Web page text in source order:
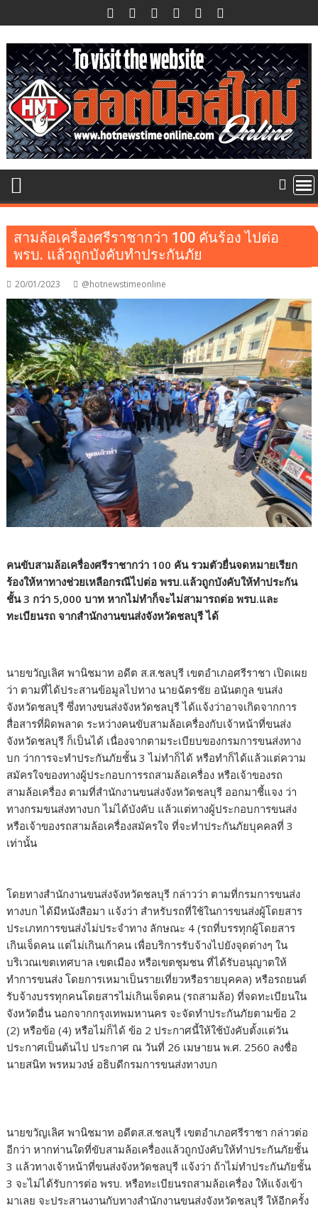
to
content
สามล้อเครื่องศรีราชากว่า 100 คันร้อง ไปต่อ
พรบ. แล้วถูกบังคับทำประกันภัย
20/01/2023 @hotnewstimeonline
คนขับสามล้อเครื่องศรีราชากว่า 100 คัน รวมตัวยื่นจดหมายเรียก
ร้องให้หาทางช่วยเหลือกรณีไปต่อ พรบ.แล้วถูกบังคับให้ทำประกัน
ชั้น 3 กว่า 5,000 บาท หากไม่ทำก็จะไม่สามารถต่อ พรบ.และ
ทะเบียนรถ จากสำนักงานขนส่งจังหวัดชลบุรี ได้
นายขวัญเลิศ พานิชมาท อดีต ส.ส.ชลบุรี เขตอำเภอศรีราชา เปิดเผย
ว่า ตามที่ได้ประสานข้อมูลไปทาง นายฉัตรชัย อนันตกูล ขนส่ง
จังหวัดชลบุรี ซึ่งทางขนส่งจังหวัดชลบุรี ได้แจ้งว่าอาจเกิดจากการ
สื่อสารที่ผิดพลาด ระหว่างคนขับสามล้อเครื่องกับเจ้าหน้าที่ขนส่ง
จังหวัดชลบุรี ก็เป็นได้ เนื่องจากตามระเบียบของกรมการขนส่งทาง
บก ว่าการจะทำประกันภัยชั้น 3 ไม่ทำก็ได้ หรือทำก็ได้แล้วแต่ความ
สมัครใจของทางผู้ประกอบการรถสามล้อเครื่อง หรือเจ้าของรถ
สามล้อเครื่อง ตามที่สำนักงานขนส่งจังหวัดชลบุรี ออกมาชี้แจง ว่า
ทางกรมขนส่งทางบก ไม่ได้บังคับ แล้วแต่ทางผู้ประกอบการขนส่ง
หรือเจ้าของรถสามล้อเครื่องสมัครใจ ที่จะทำประกันภัยบุคคลที่ 3
เท่านั้น
โดยทางสำนักงานขนส่งจังหวัดชลบุรี กล่าวว่า ตามที่กรมการขนส่ง
ทางบก ได้มีหนังสือมา แจ้งว่า สำหรับรถที่ใช้ในการขนส่งผู้โดยสาร
ประเภทการขนส่งไม่ประจำทาง ลักษณะ 4 (รถที่บรรทุกผู้โดยสาร
เกินเจ็ดคน แต่ไม่เกินเก้าคน เพื่อบริการรับจ้างไปยังจุดต่างๆ ใน
บริเวณเขตเทศบาล เขตเมือง หรือเขตชุมชน ที่ได้รับอนุญาตให้
ทำการขนส่ง โดยการเหมาเป็นรายเที่ยวหรือรายบุคคล) หรือรถยนต์
รับจ้างบรรทุกคนโดยสารไม่เกินเจ็ดคน (รถสามล้อ) ที่จดทะเบียนใน
จังหวัดอื่น นอกจากกรุงเทพมหานคร จะจัดทำประกันภัยตามข้อ 2
(2) หรือข้อ (4) หรือไม่ก็ได้ ข้อ 2 ประกาศนี้ให้ใช้บังคับตั้งแต่วัน
ประกาศเป็นต้นไป ประกาศ ณ วันที่ 26 เมษายน พ.ศ. 2560 ลงชื่อ
นายสนิท พรหมวงษ์ อธิบดีกรมการขนส่งทางบก
นายขวัญเลิศ พานิชมาท อดีตส.ส.ชลบุรี เขตอำเภอศรีราชา กล่าวต่อ
อีกว่า หากท่านใดที่ขับสามล้อเครื่องแล้วถูกบังคับให้ทำประกันภัยชั้น
3 แล้วทางเจ้าหน้าที่ขนส่งจังหวัดชลบุรี แจ้งว่า ถ้าไม่ทำประกันภัยชั้น
3 จะไม่ได้รับการต่อ พรบ. หรือทะเบียนรถสามล้อเครื่อง ให้แจ้งเข้า
มาเลย จะประสานงานกับทางสำนักงานขนส่งจังหวัดชลบุรี ให้อีกครั้ง